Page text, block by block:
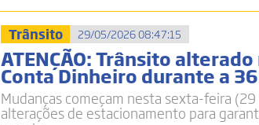
Trânsito 29/05/2026 08:47:15
ATENÇÃO: Trânsito
Conta Dinheiro durante a
Mudanças começam nesta sexta-feira
alterações de estacionamento para